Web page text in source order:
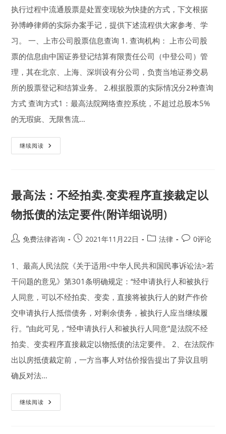
执行过程中流通股票是处置变现较为快捷的方式，下文根据
孙博峥律师的实际办案手记，提供下述流程供大家参考、学
习。 一、上市公司股票信息查询 1. 查询机构： 上市公司股
票的信息由中国证券登记结算有限责任公司（中登公司）管
理，其在北京、上海、深圳设有分公司，负责当地证券交易
所的股票登记和结算业务。 2.根据股票的实际情况分2种查询
方式 查询方式1：最高法院网络查控系统，不超过总股本5%
的无瑕疵、无限售流…
继续阅读 执
行
执
行
人
持
有
上
市
股
进
行
查
询、
冻
结
处
最高法：不经拍卖.变卖程序直接裁定以
物抵债的法定要件(附详细说明)
Post免费法律咨询
Post2021年11月22日
Post法律
Post0评论
1、最高人民法院《关于适用<中华人民共和国民事诉讼法>若
干问题的意见》第301条明确规定：“经申请执行人和被执行
人同意，可以不经拍卖、变卖，直接将被执行人的财产作价
交申请执行人抵偿债务，对剩余债务，被执行人应当继续履
行。”由此可见，“经申请执行人和被执行人同意”是法院不经
拍卖、变卖程序直接裁定以物抵债的法定要件。 2、在法院作
出以房抵债裁定前，一方当事人对估价报告提出了异议且明
确反对法…
继续阅读 最
高